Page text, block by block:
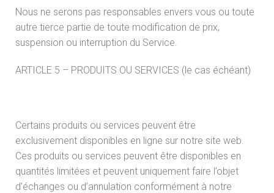
Nous ne serons pas responsables envers vous ou toute
autre tierce partie de toute modification de prix,
suspension ou interruption du Service.
ARTICLE 5 – PRODUITS OU SERVICES (le cas échéant)
Certains produits ou services peuvent être
exclusivement disponibles en ligne sur notre site web.
Ces produits ou services peuvent être disponibles en
quantités limitées et peuvent uniquement faire l’objet
d’échanges ou d’annulation conformément à notre